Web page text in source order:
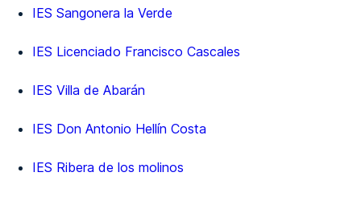
IES Sangonera la Verde
IES Licenciado Francisco Cascales
IES Villa de Abarán
IES Don Antonio Hellín Costa
IES Ribera de los molinos